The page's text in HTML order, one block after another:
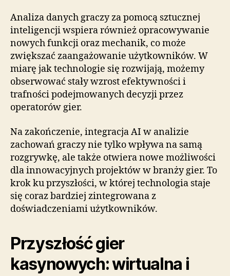
Analiza danych graczy za pomocą sztucznej
inteligencji wspiera również opracowywanie
nowych funkcji oraz mechanik, co może
zwiększać zaangażowanie użytkowników. W
miarę jak technologie się rozwijają, możemy
obserwować stały wzrost efektywności i
trafności podejmowanych decyzji przez
operatorów gier.
Na zakończenie, integracja AI w analizie
zachowań graczy nie tylko wpływa na samą
rozgrywkę, ale także otwiera nowe możliwości
dla innowacyjnych projektów w branży gier. To
krok ku przyszłości, w której technologia staje
się coraz bardziej zintegrowana z
doświadczeniami użytkowników.
Przyszłość gier
kasynowych: wirtualna i